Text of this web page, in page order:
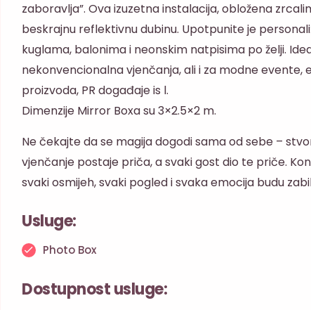
zaboravlja”. Ova izuzetna instalacija, obložena
beskrajnu reflektivnu dubinu. Upotpunite je
kuglama, balonima i neonskim natpisima po želji.
nekonvencionalna vjenčanja, ali i za modne evente,
proizvoda, PR događaje is l.
Dimenzije Mirror Boxa su 3×2.5×2 m.
Ne čekajte da se magija dogodi sama od sebe –
vjenčanje postaje priča, a svaki gost dio te priče.
svaki osmijeh, svaki pogled i svaka emocija budu
Usluge:
Photo Box
Dostupnost usluge: